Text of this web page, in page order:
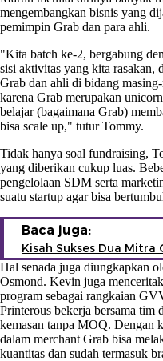
mengembangkan bisnis yang
pemimpin Grab dan para ahli.
"Kita batch ke-2, bergabung
sisi aktivitas yang kita rasakan,
Grab dan ahli di bidang
karena Grab merupakan
belajar (bagaimana Grab)
bisa scale up," tutur Tommy.
Tidak hanya soal fundraising,
yang diberikan cukup luas.
pengelolaan SDM serta
suatu startup agar bisa
Baca juga:
Kisah Sukses Dua
Hal senada juga diungkapkan
Osmond. Kevin juga
program sebagai rangkaian
Printerous bekerja bersama tim
kemasan tanpa MOQ.
dalam merchant Grab bisa
kuantitas dan sudah termasuk